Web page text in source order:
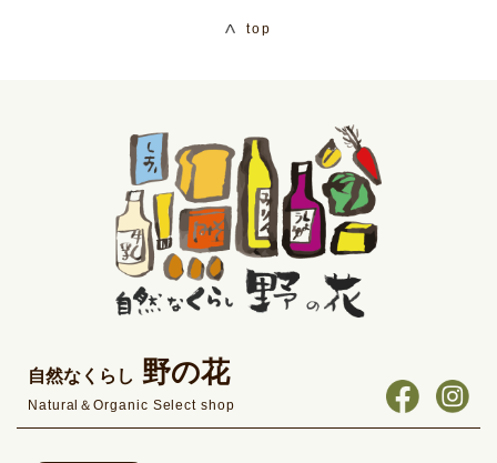
top
自然なくらし 野の花
Natural＆Organic Select shop